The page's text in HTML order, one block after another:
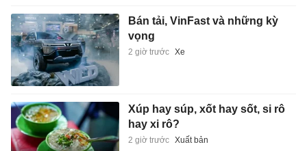
Bán tải, VinFast và những kỳ
vọng
2 giờ trước Xe
Xúp hay súp, xốt hay sốt, si rô
hay xi rô?
2 giờ trước Xuất bản